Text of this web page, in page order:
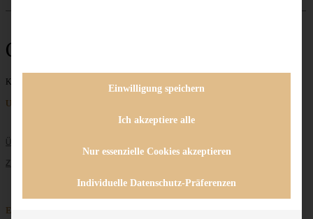
One-Pot-Gericht
Keine Beiträge gefunden
Unternehmen
ÜBER MICH
ZUSAMMENARBEIT
Entdecken
Einwilligung speichern
Ich akzeptiere alle
Nur essenzielle Cookies akzeptieren
Individuelle Datenschutz-Präferenzen